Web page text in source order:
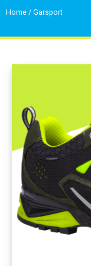
Home / Garsport